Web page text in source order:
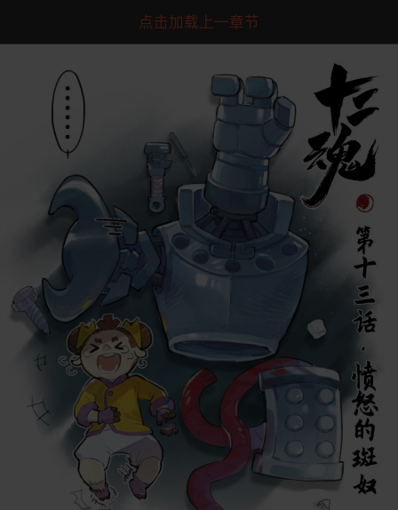
点击加载上一章节